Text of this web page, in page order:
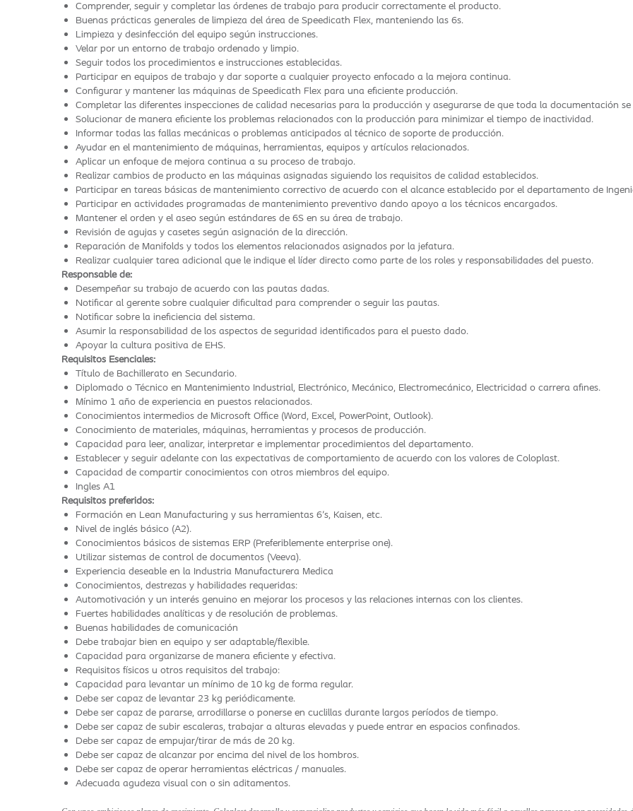
Comprender, seguir y completar las órdenes de trabajo para producir correctamente el producto.
Buenas prácticas generales de limpieza del área de Speedicath Flex, manteniendo las 6s.
Limpieza y desinfección del equipo según instrucciones.
Velar por un entorno de trabajo ordenado y limpio.
Seguir todos los procedimientos e instrucciones establecidas.
Participar en equipos de trabajo y dar soporte a cualquier proyecto enfocado a la mejora continua.
Configurar y mantener las máquinas de Speedicath Flex para una eficiente producción.
Completar las diferentes inspecciones de calidad necesarias para la producción y asegurarse de que toda la documentación
Solucionar de manera eficiente los problemas relacionados con la producción para minimizar el tiempo de inactividad.
Informar todas las fallas mecánicas o problemas anticipados al técnico de soporte de producción.
Ayudar en el mantenimiento de máquinas, herramientas, equipos y artículos relacionados.
Aplicar un enfoque de mejora continua a su proceso de trabajo.
Realizar cambios de producto en las máquinas asignadas siguiendo los requisitos de calidad establecidos.
Participar en tareas básicas de mantenimiento correctivo de acuerdo con el alcance establecido por el departamento de
Participar en actividades programadas de mantenimiento preventivo dando apoyo a los técnicos encargados.
Mantener el orden y el aseo según estándares de 6S en su área de trabajo.
Revisión de agujas y casetes según asignación de la dirección.
Reparación de Manifolds y todos los elementos relacionados asignados por la jefatura.
Realizar cualquier tarea adicional que le indique el líder directo como parte de los roles y responsabilidades del puesto.
Responsable de:
Desempeñar su trabajo de acuerdo con las pautas dadas.
Notificar al gerente sobre cualquier dificultad para comprender o seguir las pautas.
Notificar sobre la ineficiencia del sistema.
Asumir la responsabilidad de los aspectos de seguridad identificados para el puesto dado.
Apoyar la cultura positiva de EHS.
Requisitos Esenciales:
Título de Bachillerato en Secundario.
Diplomado o Técnico en Mantenimiento Industrial, Electrónico, Mecánico, Electromecánico, Electricidad o carrera afines.
Mínimo 1 año de experiencia en puestos relacionados.
Conocimientos intermedios de Microsoft Office (Word, Excel, PowerPoint, Outlook).
Conocimiento de materiales, máquinas, herramientas y procesos de producción.
Capacidad para leer, analizar, interpretar e implementar procedimientos del departamento.
Establecer y seguir adelante con las expectativas de comportamiento de acuerdo con los valores de Coloplast.
Capacidad de compartir conocimientos con otros miembros del equipo.
Ingles A1
Requisitos preferidos:
Formación en Lean Manufacturing y sus herramientas 6's, Kaisen, etc.
Nivel de inglés básico (A2).
Conocimientos básicos de sistemas ERP (Preferiblemente enterprise one).
Utilizar sistemas de control de documentos (Veeva).
Experiencia deseable en la Industria Manufacturera Medica
Conocimientos, destrezas y habilidades requeridas:
Automotivación y un interés genuino en mejorar los procesos y las relaciones internas con los clientes.
Fuertes habilidades analíticas y de resolución de problemas.
Buenas habilidades de comunicación
Debe trabajar bien en equipo y ser adaptable/flexible.
Capacidad para organizarse de manera eficiente y efectiva.
Requisitos físicos u otros requisitos del trabajo:
Capacidad para levantar un mínimo de 10 kg de forma regular.
Debe ser capaz de levantar 23 kg periódicamente.
Debe ser capaz de pararse, arrodillarse o ponerse en cuclillas durante largos períodos de tiempo.
Debe ser capaz de subir escaleras, trabajar a alturas elevadas y puede entrar en espacios confinados.
Debe ser capaz de empujar/tirar de más de 20 kg.
Debe ser capaz de alcanzar por encima del nivel de los hombros.
Debe ser capaz de operar herramientas eléctricas / manuales.
Adecuada agudeza visual con o sin aditamentos.